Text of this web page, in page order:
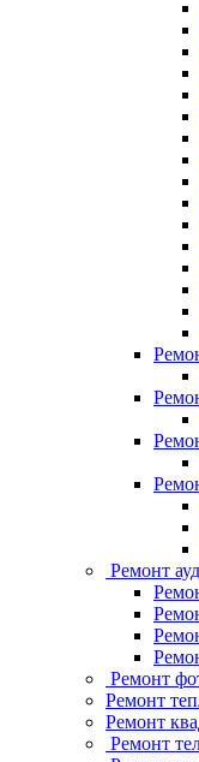
Ремонт
Ремонт
Ремонт
Ремонт
Ремонт